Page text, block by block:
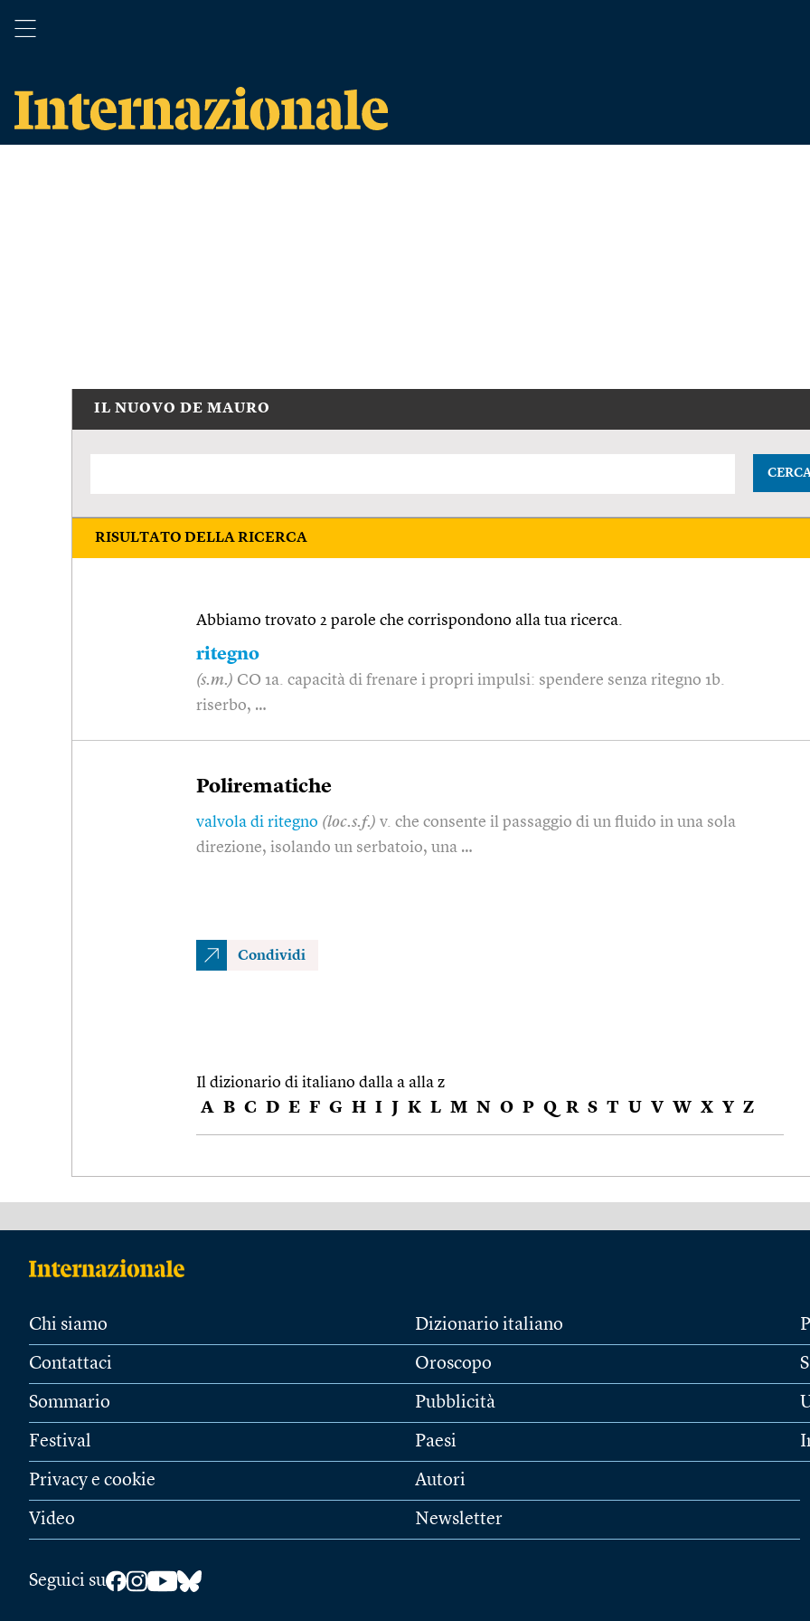
IL NUOVO DE MAURO
CERCA
RISULTATO DELLA RICERCA
Abbiamo trovato 2 parole che corrispondono alla tua ricerca.
ritegno
(s.m.) CO 1a. capacità di frenare i propri impulsi: spendere senza ritegno 1b.
riserbo, …
Polirematiche
valvola di ritegno (loc.s.f.) v. che consente il passaggio di un fluido in una sola
direzione, isolando un serbatoio, una …
Condividi
Il dizionario di italiano dalla a alla z
A B C D E F G H I J K L M N O P Q R S T U V W X Y Z
Chi siamo
Contattaci
Sommario
Festival
Privacy e cookie
Video
Dizionario italiano
Oroscopo
Pubblicità
Paesi
Autori
Newsletter
Seguici su